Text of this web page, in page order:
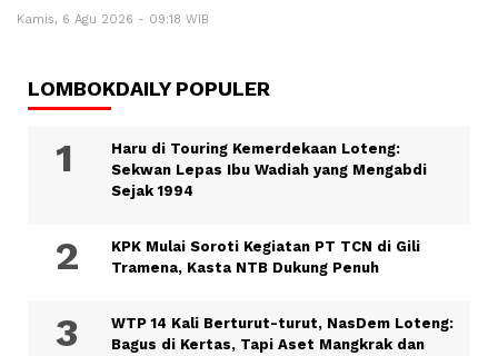
Kamis, 6 Agu 2026 - 09:18 WIB
LOMBOKDAILY POPULER
Haru di Touring Kemerdekaan Loteng:
Sekwan Lepas Ibu Wadiah yang Mengabdi
Sejak 1994
KPK Mulai Soroti Kegiatan PT TCN di Gili
Tramena, Kasta NTB Dukung Penuh
WTP 14 Kali Berturut-turut, NasDem Loteng:
Bagus di Kertas, Tapi Aset Mangkrak dan